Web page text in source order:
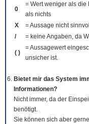
0
= Wert weniger als die
als nichts
X
= Aussage nicht sinnvoll
/
= keine Angaben, da
( )
= Aussagewert
unsicher ist.
Bietet mir das System
Informationen?
Nicht immer, da der
benötigt.
Sie können sich aber